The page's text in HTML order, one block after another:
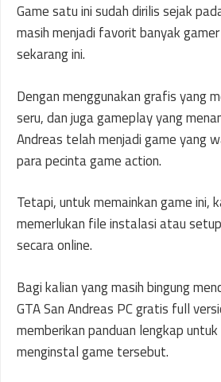
Game satu ini sudah dirilis sejak
masih menjadi favorit banyak
sekarang ini.
Dengan menggunakan grafis yang
seru, dan juga gameplay yang
Andreas telah menjadi game yang
para pecinta game action.
Tetapi, untuk memainkan game ini,
memerlukan file instalasi atau
secara online.
Bagi kalian yang masih bingung
GTA San Andreas PC gratis full
memberikan panduan lengkap
menginstal game tersebut.